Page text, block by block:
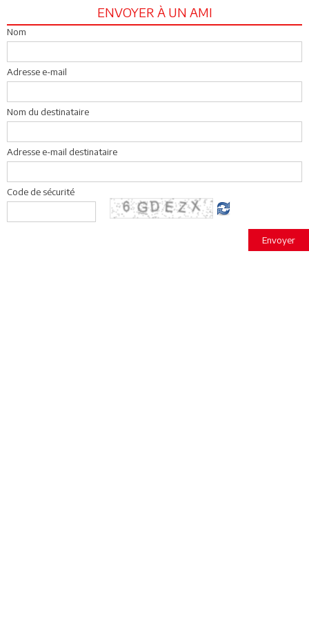
ENVOYER À UN AMI
Nom
Adresse e-mail
Nom du destinataire
Adresse e-mail destinataire
Code de sécurité
Envoyer